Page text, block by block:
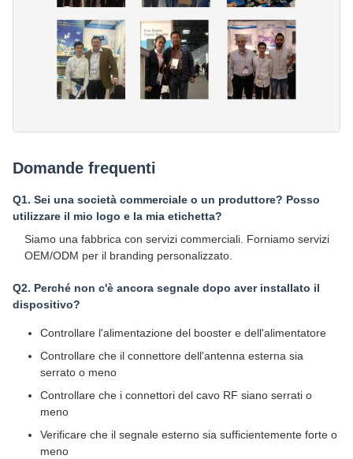
Domande frequenti
Q1. Sei una società commerciale o un produttore? Posso
utilizzare il mio logo e la mia etichetta?
Siamo una fabbrica con servizi commerciali. Forniamo servizi
OEM/ODM per il branding personalizzato.
Q2. Perché non c'è ancora segnale dopo aver installato il
dispositivo?
Controllare l'alimentazione del booster e dell'alimentatore
Controllare che il connettore dell'antenna esterna sia
serrato o meno
Controllare che i connettori del cavo RF siano serrati o
meno
Verificare che il segnale esterno sia sufficientemente forte o
meno